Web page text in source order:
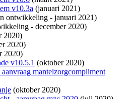
v10.3a (januari 2021)
ontwikkeling - januari 2021)
- december 2020)
2020)
2020)
2020)
v10.5.1 (oktober 2020)
mantelzorgcompliment
(oktober 2020)